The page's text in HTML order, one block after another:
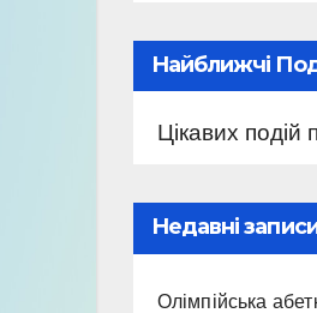
Найближчі
Цікавих подій
Недавні
Олімпійська